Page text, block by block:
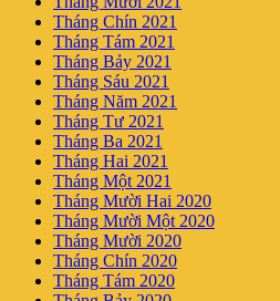
Tháng Chín 2021
Tháng Tám 2021
Tháng Bảy 2021
Tháng Sáu 2021
Tháng Năm 2021
Tháng Tư 2021
Tháng Ba 2021
Tháng Hai 2021
Tháng Một 2021
Tháng Mười Hai 2020
Tháng Mười Một 2020
Tháng Mười 2020
Tháng Chín 2020
Tháng Tám 2020